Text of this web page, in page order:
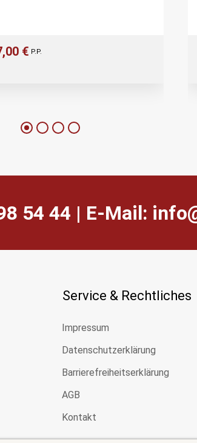
€ P.P.
54 44 | E-Mail:
Service & Rechtliches
Impressum
Datenschutzerklärung
Barrierefreiheitserklärung
AGB
Kontakt